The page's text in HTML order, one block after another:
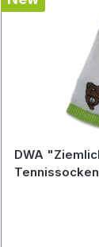
DWA
Tennissocken